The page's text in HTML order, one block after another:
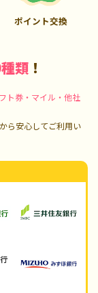
ポイント交換
類 ！
ト券・マイル・他社
ら安心してご利用い